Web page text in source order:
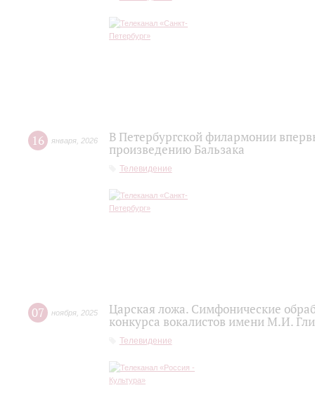
16 января 2026
В Петербургской филармонии
произведению Бальзака
Телевидение
07 ноября 2025
Царская ложа. Симфонические
конкурса вокалистов имени М.И.
Телевидение